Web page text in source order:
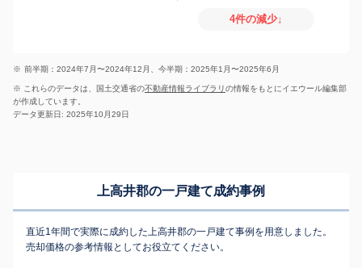
4件の減少↓
※ 前半期：2024年7月〜2024年12月、今半期：2025年1月〜2025年6月
※ これらのデータは、国土交通省の不動産情報ライブラリの情報をもとにイエウール編集部
が作成しています。
データ更新日: 2025年10月29日
上高井郡の一戸建て成約事例
直近1年間で実際に成約した上高井郡の一戸建て事例を用意しました。
売却価格の参考情報としてお役立てください。